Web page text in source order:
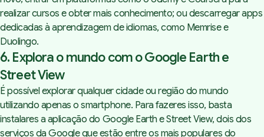
realizar cursos e obter mais conhecimento; ou descarregar apps
dedicadas à aprendizagem de idiomas, como Memrisee
Duolingo.
6. Explora o mundo com o Google Earth e
Street View
É possível explorar qualquer cidade ou região do mundo
utilizando apenas o smartphone. Para fazeres isso, basta
instalares a aplicação do Google EartheStreet View, dois dos
serviços da Google que estão entre os mais populares do